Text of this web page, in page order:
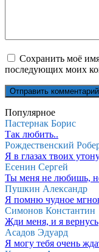
Сохранить моё
последующих моих
Популярное
Пастернак Борис
Так любить..
Рождественский
Я в глазах твоих
Есенин Сергей
Ты меня не любишь,
Пушкин Александр
Я помню чудное
Симонов Константин
Жди меня, и я вернусь
Асадов Эдуард
Я могу тебя очень